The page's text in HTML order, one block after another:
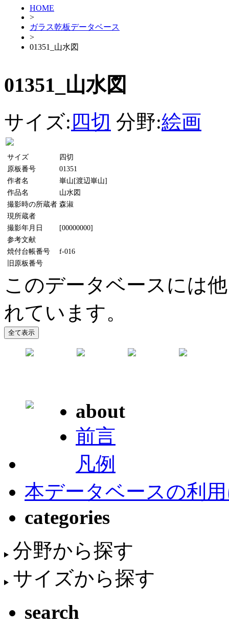
HOME
>
ガラス乾板データベース
>
01351_山水図
01351_山水図
サイズ: 四切 分野:絵画
サイズ
四切
原板番号
01351
作者名
崋山[渡辺崋山]
作品名
山水図
撮影時の所蔵者 森淑
現所蔵者
撮影年月日
[00000000]
参考文献
焼付台帳番号
f-016
旧原板番号
このデータベースには
れています。
about
前言
凡例
本データベースの利
categories
分野から探す
サイズから探す
search